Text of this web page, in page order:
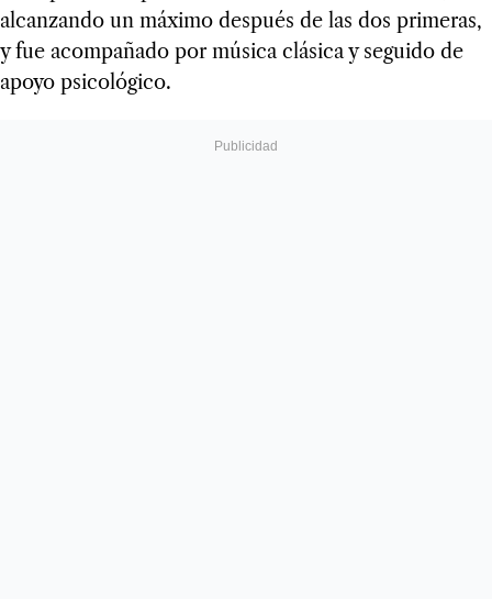
alcanzando un máximo después de las dos primeras,
y fue acompañado por música clásica y seguido de
apoyo psicológico.